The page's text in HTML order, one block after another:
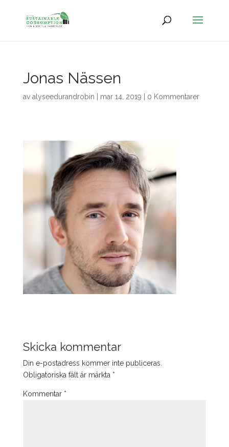
Jonas Nässen
av alyseedurandrobin mar 14, 2019 0 Kommentarer
Skicka kommentar
Din e-postadress kommer inte publiceras.
Obligatoriska fält är märkta *
Kommentar *